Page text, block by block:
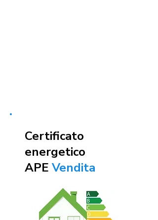
Certificato
energetico
APE Vendita